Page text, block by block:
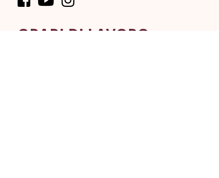
ORARI DI LAVORO